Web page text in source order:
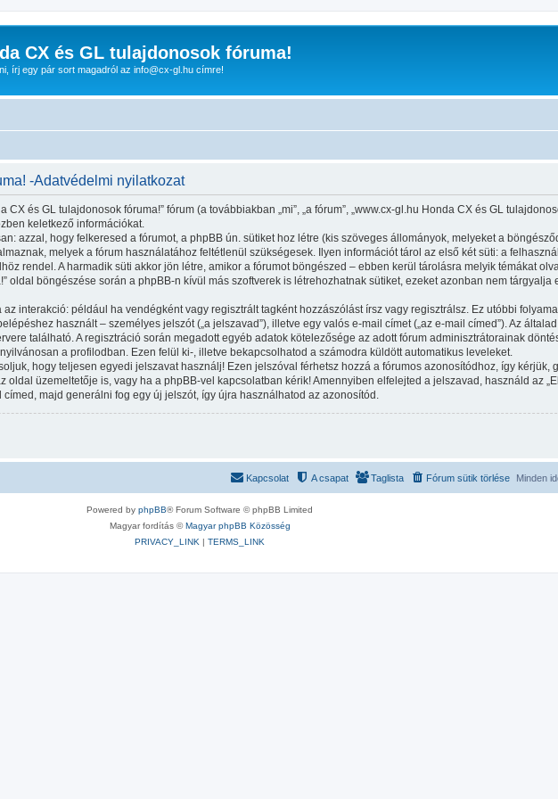
CX és GL tulajdonosok fóruma!
írj egy pár sort magadról az info@cx-gl.hu címre!
-Adatvédelmi nyilatkozat
és GL tulajdonosok fóruma!” fórum (a továbbiakban „mi”, „a fórum”, „www.cx-gl.hu Honda CX és GL
keletkező információkat.
azzal, hogy felkeresed a fórumot, a phpBB ún. sütiket hoz létre (kis szöveges állományok, melyeket a
melyek a fórum használatához feltétlenül szükségesek. Ilyen információt tárol az első két süti: a
rendel. A harmadik süti akkor jön létre, amikor a fórumot böngészed – ebben kerül tárolásra melyik témákat
oldal böngészése során a phpBB-n kívül más szoftverek is létrehozhatnak sütiket, ezeket azonban nem tárgyalja
interakció: például ha vendégként vagy regisztrált tagként hozzászólást írsz vagy regisztrálsz. Ez utóbbi
használt – személyes jelszót („a jelszavad”), illetve egy valós e-mail címet („az e-mail címed”). Az
található. A regisztráció során megadott egyéb adatok kötelezősége az adott fórum adminisztrátorainak
a profilodban. Ezen felül ki-, illetve bekapcsolhatod a számodra küldött automatikus leveleket.
hogy teljesen egyedi jelszavat használj! Ezen jelszóval férhetsz hozzá a fórumos azonosítódhoz, így kérjük,
üzemeltetője is, vagy ha a phpBB-vel kapcsolatban kérik! Amennyiben elfelejted a jelszavad, használd az
majd generálni fog egy új jelszót, így újra használhatod az azonosítód.
Minden
Fórum sütik törlése
Taglista
A csapat
Kapcsolat
Powered by phpBB® Forum Software © phpBB Limited
Magyar fordítás ©Magyar phpBB Közösség
PRIVACY_LINK | TERMS_LINK